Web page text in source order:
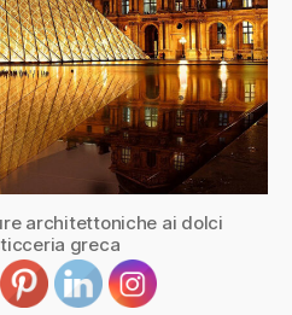
architettoniche ai dolci
greca